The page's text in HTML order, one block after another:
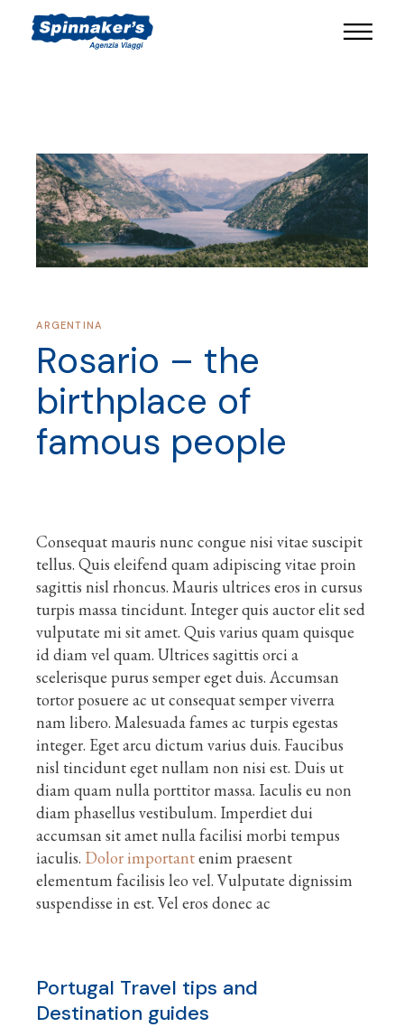
ARGENTINA
Rosario – the
birthplace of
famous people
Consequat mauris nunc congue nisi vitae suscipit
tellus. Quis eleifend quam adipiscing vitae proin
sagittis nisl rhoncus. Mauris ultrices eros in cursus
turpis massa tincidunt. Integer quis auctor elit sed
vulputate mi sit amet. Quis varius quam quisque
id diam vel quam. Ultrices sagittis orci a
scelerisque purus semper eget duis. Accumsan
tortor posuere ac ut consequat semper viverra
nam libero. Malesuada fames ac turpis egestas
integer. Eget arcu dictum varius duis. Faucibus
nisl tincidunt eget nullam non nisi est. Duis ut
diam quam nulla porttitor massa. Iaculis eu non
diam phasellus vestibulum. Imperdiet dui
accumsan sit amet nulla facilisi morbi tempus
iaculis. Dolor importantenim praesent
elementum facilisis leo vel. Vulputate dignissim
suspendisse in est. Vel eros donec ac
Portugal Travel tips and
Destination guides